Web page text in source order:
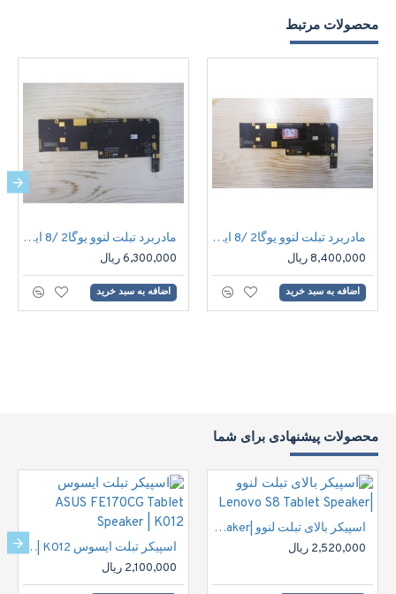
محصولات مرتبط
مادربرد تبلت لنوو یوگا2 /8 اینچ | Lenovo Yoga2 8inch Tablet Motherboard
8,400,000 ریال
اضافه به سبد خرید
مادربرد تبلت لنوو یوگا2 /8 اینچ | Lenovo Yoga2 8inch Tablet Motherboard
6,300,000 ریال
اضافه به سبد خرید
محصولات پیشنهادی برای شما
اسپیکر بالای تبلت لنوو |Lenovo S8 Tablet Speaker
2,520,000 ریال اسپیکر تبلت ایسوس ASUS FE170CG Tablet Speaker | K012
2,100,000 ریال